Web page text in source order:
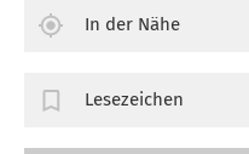
In der Nähe
Lesezeichen